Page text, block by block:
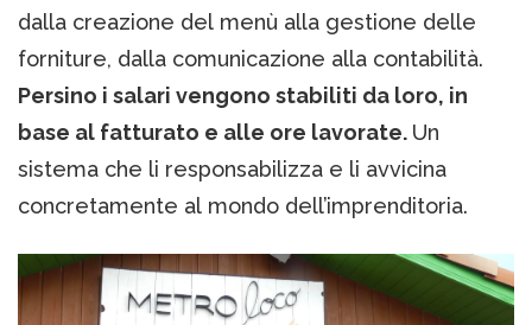
dalla creazione del menù alla gestione delle
forniture, dalla comunicazione alla contabilità.
Persino i salari vengono stabiliti da loro, in
base al fatturato e alle ore lavorate. Un
sistema che li responsabilizza e li avvicina
concretamente al mondo dell’imprenditoria.